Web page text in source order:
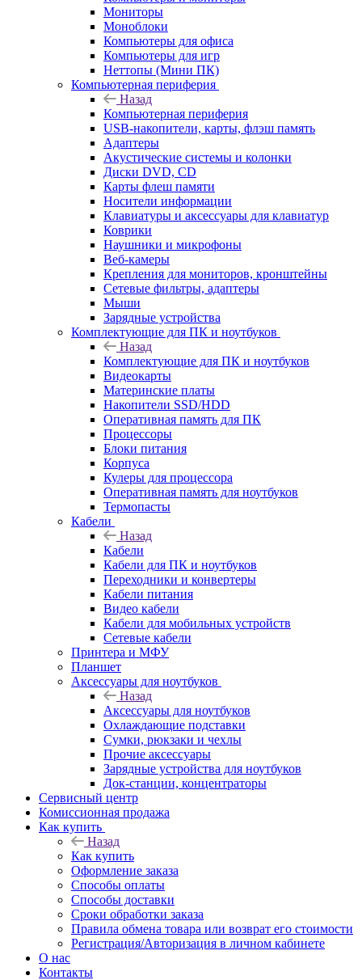
Мониторы
Моноблоки
Компьютеры для офиса
Компьютеры для игр
Неттопы (Мини ПК)
Компьютерная периферия
Назад
Компьютерная периферия
USB-накопители, карты, флэш память
Адаптеры
Акустические системы и колонки
Диски DVD, CD
Карты флеш памяти
Носители информации
Клавиатуры и аксессуары для клавиатур
Коврики
Наушники и микрофоны
Веб-камеры
Крепления для мониторов, кронштейны
Сетевые фильтры, адаптеры
Мыши
Зарядные устройства
Комплектующие для ПК и ноутбуков
Назад
Комплектующие для ПК и ноутбуков
Видеокарты
Материнские платы
Накопители SSD/HDD
Оперативная память для ПК
Процессоры
Блоки питания
Корпуса
Кулеры для процессора
Оперативная память для ноутбуков
Термопасты
Кабели
Назад
Кабели
Кабели для ПК и ноутбуков
Переходники и конвертеры
Кабели питания
Видео кабели
Кабели для мобильных устройств
Сетевые кабели
Принтера и МФУ
Планшет
Аксессуары для ноутбуков
Назад
Аксессуары для ноутбуков
Охлаждающие подставки
Сумки, рюкзаки и чехлы
Прочие аксессуары
Зарядные устройства для ноутбуков
Док-станции, концентраторы
Сервисный центр
Комиссионная продажа
Как купить
Назад
Как купить
Оформление заказа
Способы оплаты
Способы доставки
Сроки обработки заказа
Правила обмена товара или возврат его стоимости
Регистрация/Авторизация в личном кабинете
О нас
Контакты